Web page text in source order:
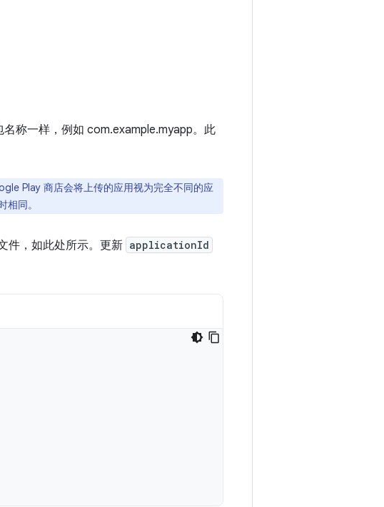
称一样，例如 com.example.myapp。 此
Play 商店会将上传的应用视为完全不同的应
相同。
件，如此处所示。更新 applicationId